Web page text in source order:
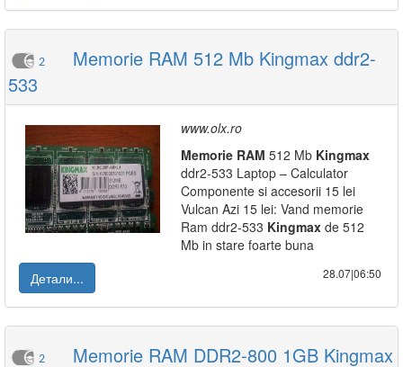
2
Memorie RAM 512 Mb Kingmax ddr2-
533
www.olx.ro
Memorie RAM 512 Mb Kingmax
ddr2-533 Laptop – Calculator
Componente si accesorii 15 lei
Vulcan Azi 15 lei: Vand memorie
Ram ddr2-533 Kingmax de 512
Mb in stare foarte buna
Детали...
28.07|06:50
2 Memorie RAM DDR2-800 1GB Kingmax